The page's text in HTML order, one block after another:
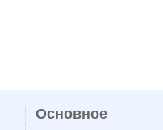
Основное